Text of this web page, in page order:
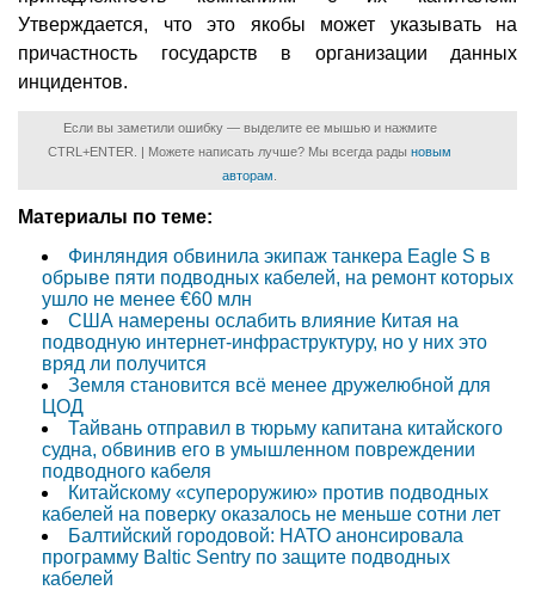
Утверждается, что это якобы может указывать на
причастность государств в организации данных
инцидентов.
Если вы заметили ошибку — выделите ее мышью и нажмите
CTRL+ENTER. | Можете написать лучше? Мы всегда рады новым
авторам
Материалы по теме:
Финляндия обвинила экипаж танкера Eagle S в
обрыве пяти подводных кабелей, на ремонт которых
ушло не менее €60 млн
США намерены ослабить влияние Китая на
подводную интернет-инфраструктуру, но у них это
вряд ли получится
Земля становится всё менее дружелюбной для
ЦОД
Тайвань отправил в тюрьму капитана китайского
судна, обвинив его в умышленном повреждении
подводного кабеля
Китайскому «супероружию» против подводных
кабелей на поверку оказалось не меньше сотни лет
Балтийский городовой: НАТО анонсировала
программу Baltic Sentry по защите подводных
кабелей